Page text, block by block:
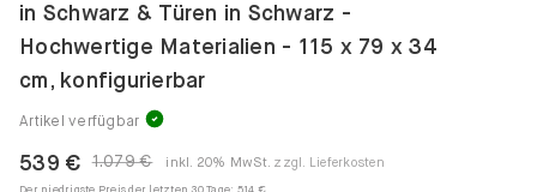
in Schwarz & Türen in Schwarz -
Hochwertige Materialien - 115 x 79 x 34
cm, konfigurierbar
Artikel verfügbar
1.079 €
539 € inkl. 20% MwSt. zzgl. Lieferkosten
Der niedrigste Preis der letzten 30 Tage: 514 €